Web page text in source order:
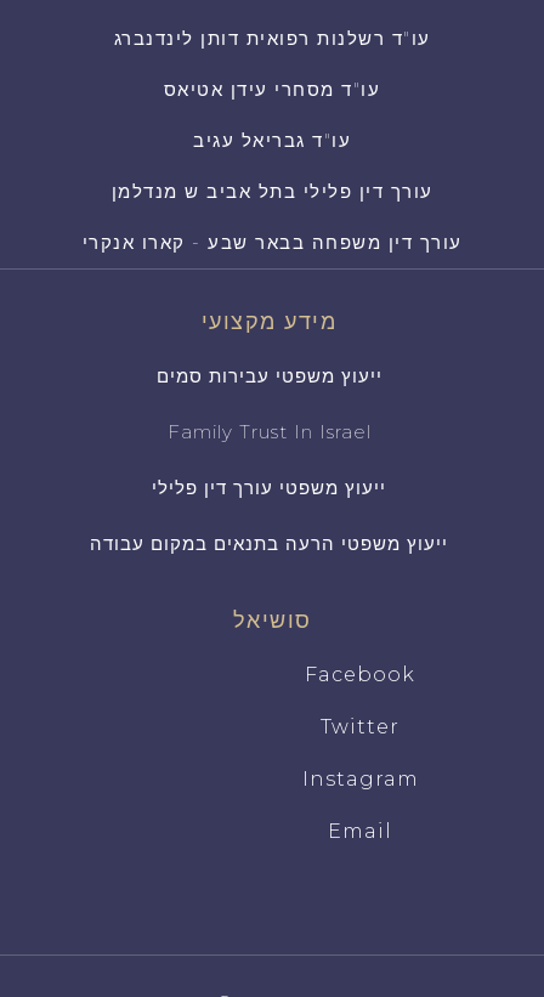
עו"ד רשלנות רפואית דותן לינדנברג
עו"ד מסחרי עידן אטיאס
עו"ד גבריאל עגיב
עורך דין פלילי בתל אביב ש מנדלמן
עורך דין משפחה בבאר שבע - קארו אנקרי
מידע מקצועי
ייעוץ משפטי עבירות סמים
Family Trust In Israel
ייעוץ משפטי עורך דין פלילי
ייעוץ משפטי הרעה בתנאים במקום עבודה
סושיאל
Facebook
Twitter
Instagram
Email